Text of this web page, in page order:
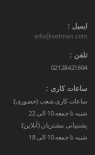
ایمیل :
info@setmen.com
تلفن :
02128421694
ساعات کاری :
ساعات کاری شعب (حضوری):
شنبه تا جمعه 10 الی 22
پشتیبانی مشتریان (آنلاین):
شنبه تا جمعه 10 الی 18